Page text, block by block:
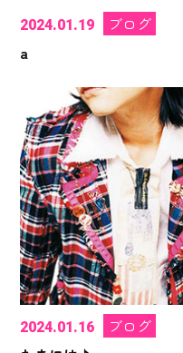
2024.01.19
ブログ
a
2024.01.16
ブログ